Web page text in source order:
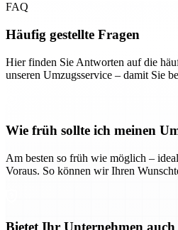
FAQ
Häufig gestellte Fragen
Hier finden Sie Antworten auf die
unseren Umzugsservice – damit Sie
Wie früh sollte ich meinen
Am besten so früh wie möglich –
Voraus. So können wir Ihren
Bietet Ihr Unternehmen